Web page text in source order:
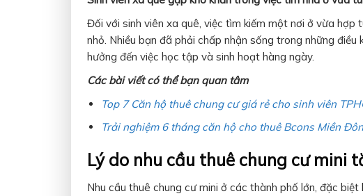
Đối với sinh viên xa quê, việc tìm kiếm một nơi ở vừa
nhỏ. Nhiều bạn đã phải chấp nhận sống trong những
hưởng đến việc học tập và sinh hoạt hàng ngày.
Các bài viết có thể bạn quan tâm
Top 7 Căn hộ thuê chung cư giá rẻ cho sinh viên
Trải nghiệm 6 tháng căn hộ cho thuê Bcons Miền
Lý do nhu cầu thuê chung cư mini
Nhu cầu thuê chung cư mini ở các thành phố lớn, đặc